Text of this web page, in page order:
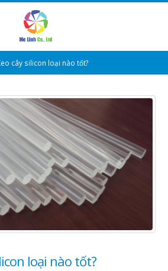
cây silicon loại nào tốt?
loại nào tốt?